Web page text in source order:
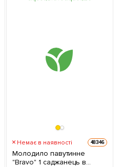
Немає в наявності 48346
Молодило павутинне
"Bravo" 1 саджанець в